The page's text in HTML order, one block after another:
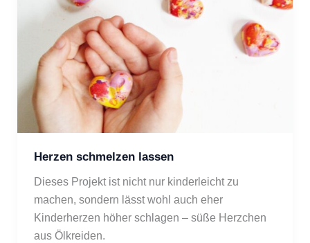
Herzen schmelzen lassen
Dieses Projekt ist nicht nur kinderleicht zu
machen, sondern lässt wohl auch eher
Kinderherzen höher schlagen – süße Herzchen
aus Ölkreiden.